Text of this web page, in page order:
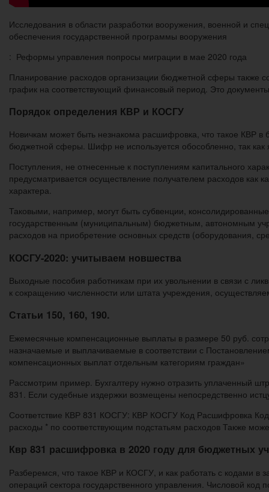
Исследования в области разработки вооружения, военной и
обеспечения государственной программы вооружения
: Реформы управления попросы миграции в мае 2020 года
Планирование расходов организации бюджетной сферы также
график на соответствующий финансовый период. Это
Порядок определения КВР и КОСГУ
Новичкам может быть незнакома расшифровка, что такое КВР
бюджетной сферы. Шифр не используется обособленно, так
Поступления, не отнесенные к поступлениям капитального
предусматривается осуществление получателем расходов как
характера.
Таковыми, например, могут быть субвенции,
государственным (муниципальным) бюджетным, автономным
расходов на приобретение основных средств (оборудования,
КОСГУ-2020: учитываем новшества
Выходные пособия работникам при их увольнении в связи с
к сокращению численности или штата учреждения,
Статьи 150, 160, 190.
Ежемесячные компенсационные выплаты в размере 50 руб.
назначаемые и выплачиваемые в соответствии с
компенсационных выплат отдельным категориям граждан»
Рассмотрим пример. Бухгалтеру нужно отразить уплаченный
831. Если судебные издержки возмещены непосредственно
Соответствие КВР 831 КОСГУ: КВР КОСГУ Код Расшифровка
расходы * по соответствующим подстатьям расходов Также
Квр 831 расшифровка в 2020 году для бюджетных
Разберемся, что такое КВР и КОСГУ, и как работать с кодами в
операций сектора государственного управления. Числовой